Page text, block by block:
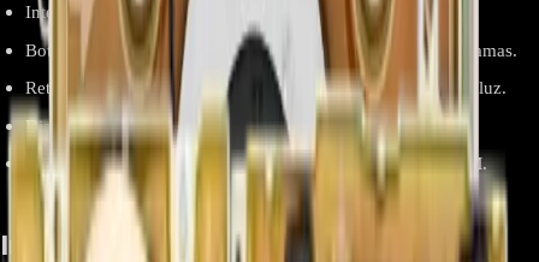
Interfaz clara y legible con pantalla LCD de alta visibilidad.
Botones táctiles sensibles que facilitan la selección de programas.
Retroiluminación uniforme para uso en ambientes con poca luz.
Diagnóstico rápido mediante códigos de error en pantalla.
Reemplazo plug-and-play compatible con modelos LG OEM.
Información relevante